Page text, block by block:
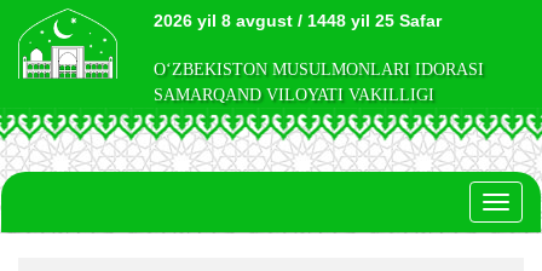
2026 yil 8 avgust / 1448 yil 25 Safar
O‘ZBEKISTON MUSULMONLARI IDORASI
SAMARQAND VILOYATI VAKILLIGI